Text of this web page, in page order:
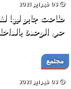
طاحت جابو ليها
حي الوحدة
مجتمع